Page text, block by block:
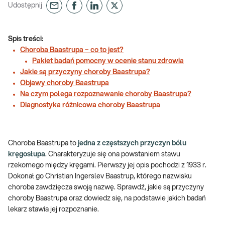
Udostępnij
Spis treści:
Choroba Baastrupa – co to jest?
Pakiet badań pomocny w ocenie stanu zdrowia
Jakie są przyczyny choroby Baastrupa?
Objawy choroby Baastrupa
Na czym polega rozpoznawanie choroby Baastrupa?
Diagnostyka różnicowa choroby Baastrupa
Choroba Baastrupa to jedna z częstszych przyczyn bólu
kręgosłupa. Charakteryzuje się ona powstaniem stawu
rzekomego między kręgami. Pierwszy jej opis pochodzi z 1933 r.
Dokonał go Christian Ingerslev Baastrup, którego nazwisku
choroba zawdzięcza swoją nazwę. Sprawdź, jakie są przyczyny
choroby Baastrupa oraz dowiedz się, na podstawie jakich badań
lekarz stawia jej rozpoznanie.